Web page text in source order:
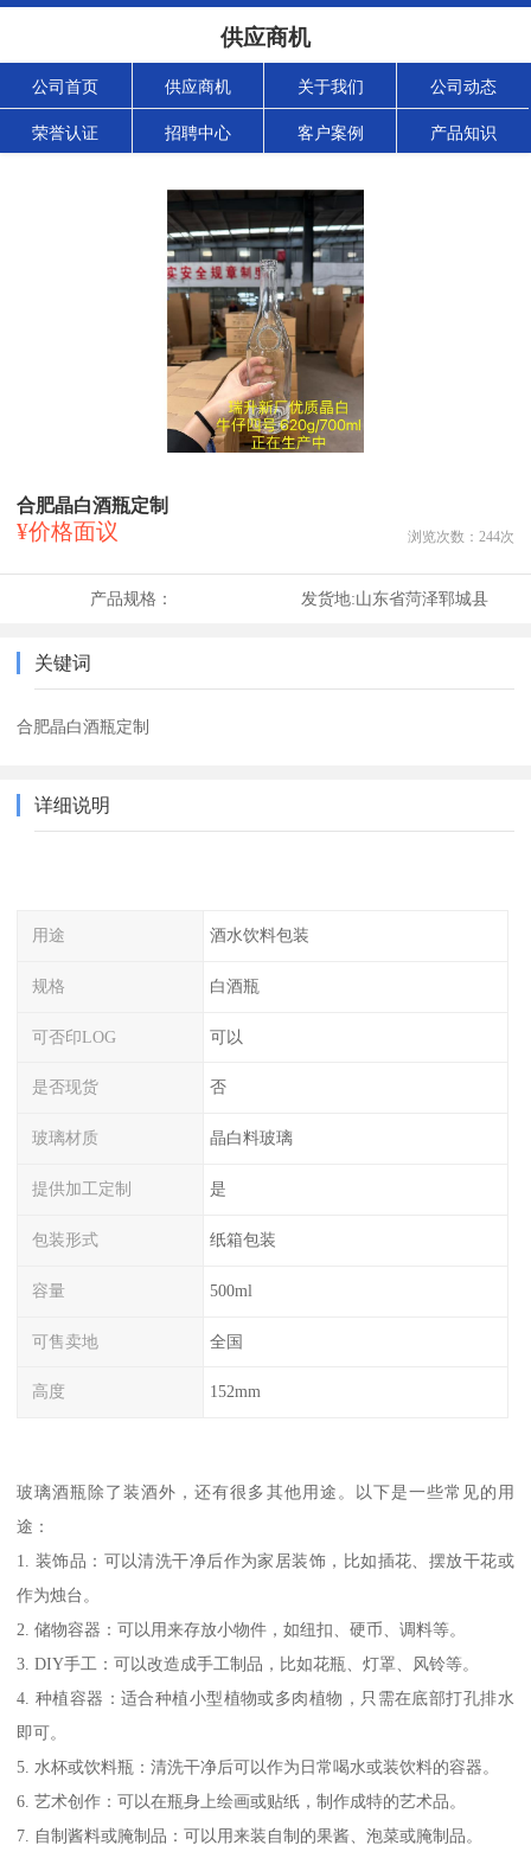
供应商机
公司首页 供应商机 关于我们 公司动态
荣誉认证 招聘中心 客户案例 产品知识
合肥晶白酒瓶定制
¥价格面议 浏览次数： 244次
产品规格： 发货地:山东省菏泽郓城县
关键词
合肥晶白酒瓶定制
详细说明
用途 酒水饮料包装
规格 白酒瓶
可否印LOG 可以
是否现货 否
玻璃材质 晶白料玻璃
提供加工定制 是
包装形式 纸箱包装
容量 500ml
可售卖地 全国
高度 152mm
玻璃酒瓶除了装酒外，还有很多其他用途。以下是一些常见的用
途：
1. 装饰品：可以清洗干净后作为家居装饰，比如插花、摆放干花或
作为烛台。
2. 储物容器：可以用来存放小物件，如纽扣、硬币、调料等。
3. DIY手工：可以改造成手工制品，比如花瓶、灯罩、风铃等。
4. 种植容器：适合种植小型植物或多肉植物，只需在底部打孔排水
即可。
5. 水杯或饮料瓶：清洗干净后可以作为日常喝水或装饮料的容器。
6. 艺术创作：可以在瓶身上绘画或贴纸，制作成特的艺术品。
7. 自制酱料或腌制品：可以用来装自制的果酱、泡菜或腌制品。